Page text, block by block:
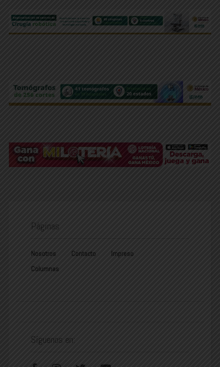
Páginas
Nosotros Contacto
Impreso
Columnas
Síguenos en: